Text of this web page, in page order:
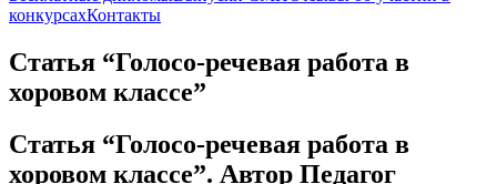
конкурсахКонтакты
Статья “Голосо-речевая работа в
хоровом классе”
Статья “Голосо-речевая работа в
хоровом классе”. Автор Педагог